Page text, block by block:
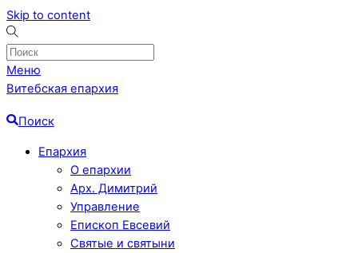
Skip to content
Меню
Витебская епархия
Поиск
Епархия
О епархии
Арх. Димитрий
Управление
Епископ Евсевий
Святые и святыни